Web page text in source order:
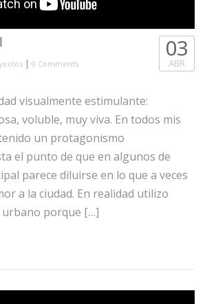
| 0 Comments
03
ABR
visualmente estimulante:
voluble, muy viva. En todos mis
un protagonismo
el punto de que en algunos de
parece diluirse en lo que a veces
a la ciudad. En realidad utilizo
porque […]